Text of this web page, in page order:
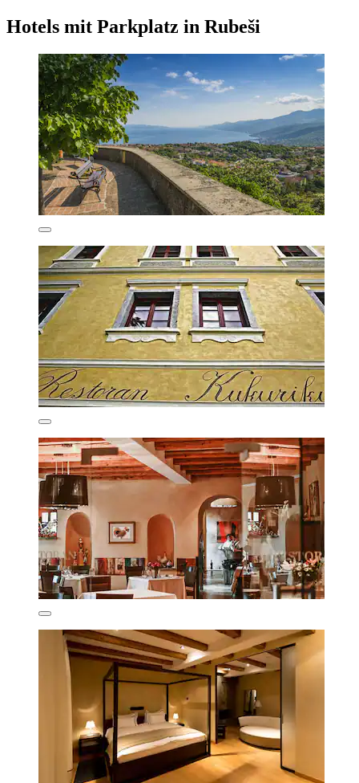
Hotels mit Parkplatz in Rubeši